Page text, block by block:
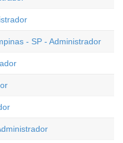
- SP - Administrador